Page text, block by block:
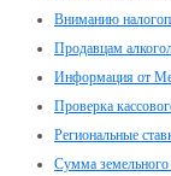
Вниманию
Продавцам
Информация от
Проверка
Региональные
Сумма земельного